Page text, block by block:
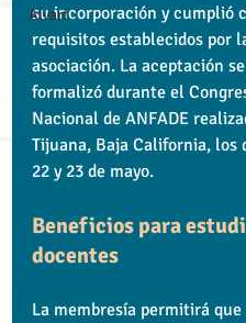
Alvart
su incorporación y cumplió
requisitos establecidos por
asociación. La aceptación se
formalizó durante el
Nacional de ANFADE
Tijuana, Baja California, los
22 y 23 de mayo.
Beneficios para
docentes
La membresía permitirá que